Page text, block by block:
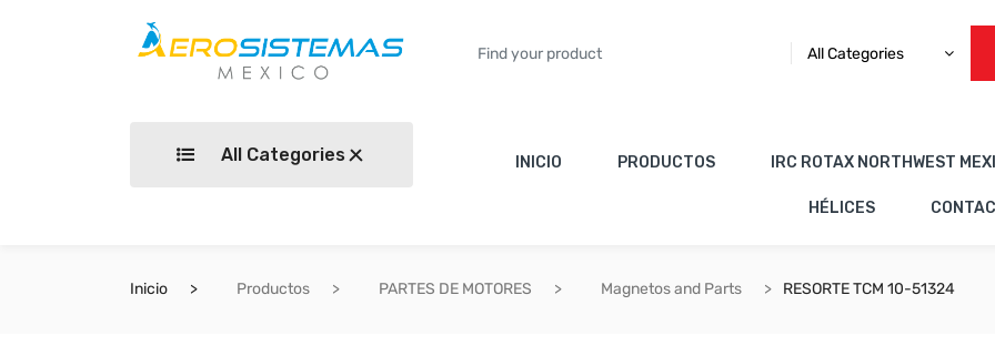
All Categories
All Categories INICIO PRODUCTOS IRC ROTAX NORTHWEST
HÉLICES
Inicio Productos PARTES DE MOTORES Magnetos and Parts RESORTE TCM 10-51324